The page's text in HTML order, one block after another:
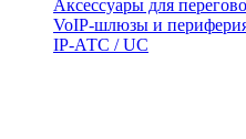
Аксессуары для
VoIP-шлюзы и
IP-АТС / UC